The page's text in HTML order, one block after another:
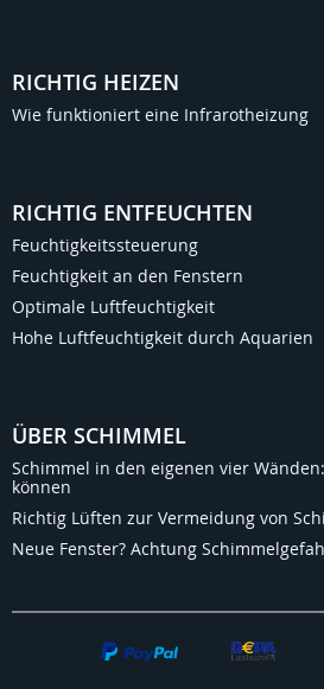
RICHTIG HEIZEN
Wie funktioniert eine Infrarotheizung
RICHTIG ENTFEUCHTEN
Feuchtigkeitssteuerung
Feuchtigkeit an den Fenstern
Optimale Luftfeuchtigkeit
Hohe Luftfeuchtigkeit durch Aquarien
ÜBER SCHIMMEL
Schimmel in den eigenen vier
können
Richtig Lüften zur Vermeidung von
Neue Fenster? Achtung